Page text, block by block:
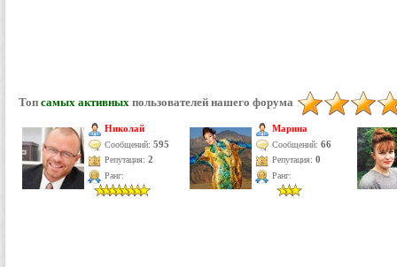
Топ самых активных пользователей нашего форума
Николай
Сообщений: 595
Репутация: 2
Ранг:
Марина
Сообщений: 66
Репутация: 0
Ранг: